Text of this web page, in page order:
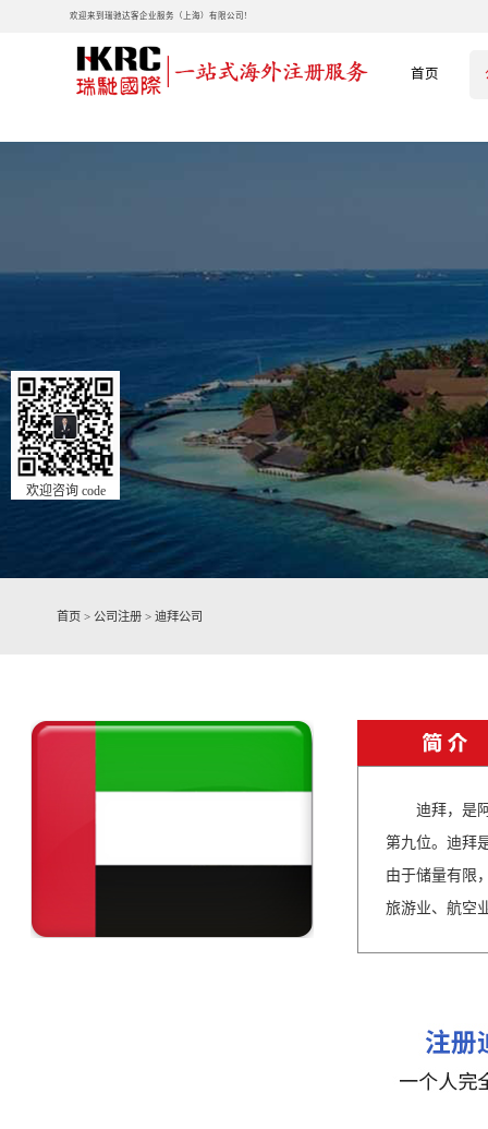
欢迎来到瑞驰达客企业服务（上海）有限公司!
首页
首页 > 公司注册 > 迪拜公司
迪拜，是阿
第九位。迪拜
由于储量有限
旅游业、航空
欢迎咨询 code